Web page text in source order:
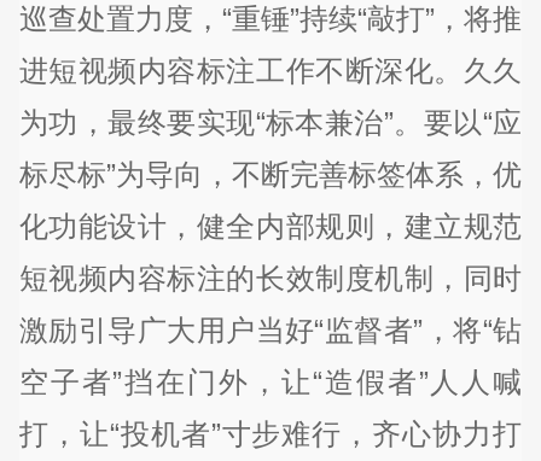
巡查处置力度，“重锤”持续“敲打”，将推
进短视频内容标注工作不断深化。久久
为功，最终要实现“标本兼治”。要以“应
标尽标”为导向，不断完善标签体系，优
化功能设计，健全内部规则，建立规范
短视频内容标注的长效制度机制，同时
激励引导广大用户当好“监督者”，将“钻
空子者”挡在门外，让“造假者”人人喊
打，让“投机者”寸步难行，齐心协力打